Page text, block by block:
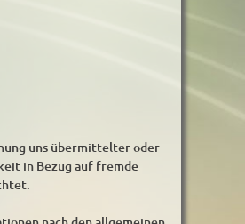
uns übermittelter oder
in Bezug auf fremde